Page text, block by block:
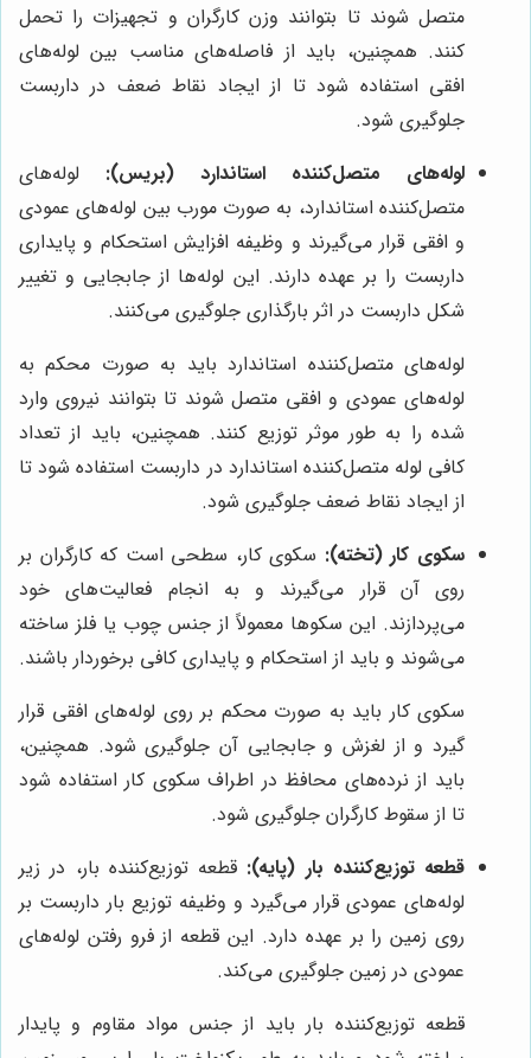
متصل شوند تا بتوانند وزن کارگران و تجهیزات را تحمل
کنند. همچنین، باید از فاصله‌های مناسب بین لوله‌های
افقی استفاده شود تا از ایجاد نقاط ضعف در داربست
جلوگیری شود.
لوله‌های متصل‌کننده استاندارد (بریس): لوله‌های
متصل‌کننده استاندارد، به صورت مورب بین لوله‌های عمودی
و افقی قرار می‌گیرند و وظیفه افزایش استحکام و پایداری
داربست را بر عهده دارند. این لوله‌ها از جابجایی و تغییر
شکل داربست در اثر بارگذاری جلوگیری می‌کنند.
لوله‌های متصل‌کننده استاندارد باید به صورت محکم به
لوله‌های عمودی و افقی متصل شوند تا بتوانند نیروی وارد
شده را به طور موثر توزیع کنند. همچنین، باید از تعداد
کافی لوله متصل‌کننده استاندارد در داربست استفاده شود تا
از ایجاد نقاط ضعف جلوگیری شود.
سکوی کار (تخته): سکوی کار، سطحی است که کارگران بر
روی آن قرار می‌گیرند و به انجام فعالیت‌های خود
می‌پردازند. این سکوها معمولاً از جنس چوب یا فلز ساخته
می‌شوند و باید از استحکام و پایداری کافی برخوردار باشند.
سکوی کار باید به صورت محکم بر روی لوله‌های افقی قرار
گیرد و از لغزش و جابجایی آن جلوگیری شود. همچنین،
باید از نرده‌های محافظ در اطراف سکوی کار استفاده شود
تا از سقوط کارگران جلوگیری شود.
قطعه توزیع‌کننده بار (پایه): قطعه توزیع‌کننده بار، در زیر
لوله‌های عمودی قرار می‌گیرد و وظیفه توزیع بار داربست بر
روی زمین را بر عهده دارد. این قطعه از فرو رفتن لوله‌های
عمودی در زمین جلوگیری می‌کند.
قطعه توزیع‌کننده بار باید از جنس مواد مقاوم و پایدار